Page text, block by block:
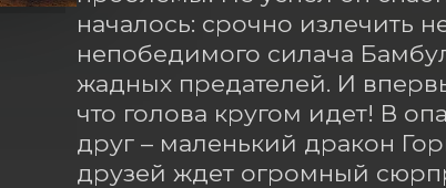
началось: срочно излечить
непобедимого силача
жадных предателей. И
что голова кругом идет! В
друг – маленький дракон
друзей ждет огромный